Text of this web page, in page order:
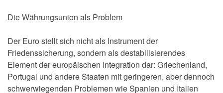
Die Währungsunion als Problem
Der Euro stellt sich nicht als Instrument der
Friedenssicherung, sondern als destabilisierendes
Element der europäischen Integration dar: Griechenland,
Portugal und andere Staaten mit geringeren, aber dennoch
schwerwiegenden Problemen wie Spanien und Italien